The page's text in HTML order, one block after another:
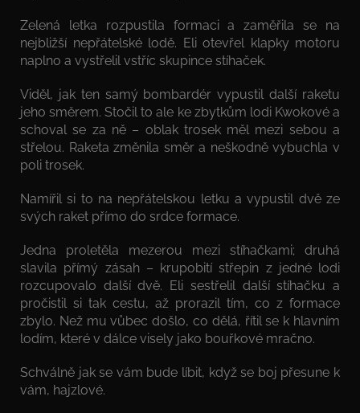
Zelená letka rozpustila formaci a zaměřila se na
nejbližší nepřátelské lodě. Eli otevřel klapky motoru
naplno a vystřelil vstříc skupince stíhaček.
Viděl, jak ten samý bombardér vypustil další raketu
jeho směrem. Stočil to ale ke zbytkům lodi Kwokové a
schoval se za ně – oblak trosek měl mezi sebou a
střelou. Raketa změnila směr a neškodně vybuchla v
poli trosek.
Namířil si to na nepřátelskou letku a vypustil dvě ze
svých raket přímo do srdce formace.
Jedna proletěla mezerou mezi stíhačkami; druhá
slavila přímý zásah – krupobití střepin z jedné lodi
rozcupovalo další dvě. Eli sestřelil další stíhačku a
pročistil si tak cestu, až prorazil tím, co z formace
zbylo. Než mu vůbec došlo, co dělá, řítil se k hlavním
lodím, které v dálce visely jako bouřkové mračno.
Schválně jak se vám bude líbit, když se boj přesune k
vám, hajzlové.